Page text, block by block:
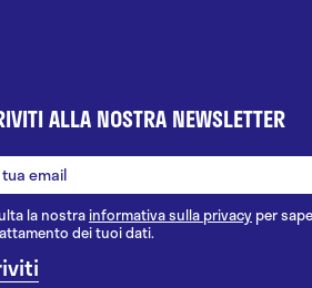
ALLA NOSTRA NEWSLETTER
la nostrainformativa sulla privacy per
dei tuoi dati.